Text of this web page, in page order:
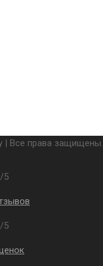
| Все права защищены.
/5
/5